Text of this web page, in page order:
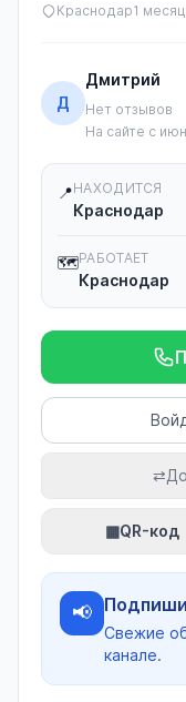
Краснодар1
Д
Дмитрий
Нет отзывов
На сайте с
📍НАХОДИТСЯ
Краснодар
🗺️РАБОТАЕТ
Краснодар
⇄
▦QR-код
📢
Свежие
канале.